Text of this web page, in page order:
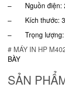
– Nguồn điện:
– Kích thước:
– Trọng lượng:
# MÁY IN HP
BÀY
SẢN